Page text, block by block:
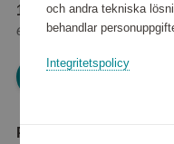
154 800 poäng
eller
1 935 kr
Produktbeskrivning
och andra tekniska
behandlar
Integritetspolicy